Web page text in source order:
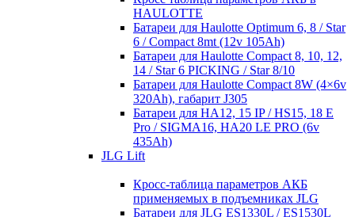
HAULOTTE
Батареи для Haulotte Optimum 6, 8 / Star
6 / Compact 8mt (12v 105Ah)
Батареи для Haulotte Compact 8, 10, 12,
14 / Star 6 PICKING / Star 8/10
Батареи для Haulotte Compact 8W (4×6v
320Ah), габарит J305
Батареи для HA12, 15 IP / HS15, 18 E
Pro / SIGMA16, HA20 LE PRO (6v
435Ah)
JLG Lift
Кросc-таблица параметров АКБ
применяемых в подъемниках JLG
Батареи для JLG ES1330L / ES1530L